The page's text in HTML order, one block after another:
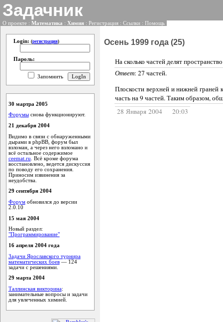
Задачник
О проекте : Математика : Химия : Регистрация : Ссылки : Помощь
Login: (регистрация)
Пароль:
Запомнить
30 мартра 2005
Форумыснова функционируют.
21 декабря 2004
Видимо в связи с обнаруженными
дырами в phpBB, форум был
взломан, а через него взломано и
всё остальное содержимое
ceemat.ru . Всё кроме форума
восстановлено, ведется дискуссия
по поводу его сохранения.
Приносим извинения за
неудобства.
29 сентября 2004
Форумобновился до версии
2.0.10
15 мая 2004
Новый раздел:
"Программирование"
16 апреля 2004 года
Задачи Ярославского турнира
математических боев— 124
задачи с решениями.
29 марта 2004
Таллинская викторина:
занимательные вопросы и задачи
для увлеченных химией.
Осень 1999 года (25)
На сколько частей делят
Ответ: 27 частей.
Плоскости верхней и нижней граней
часть на 9 частей. Таким образом,
28 Января 2004 20:03